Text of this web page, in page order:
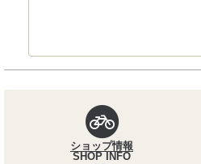
ショップ情報
SHOP INFO